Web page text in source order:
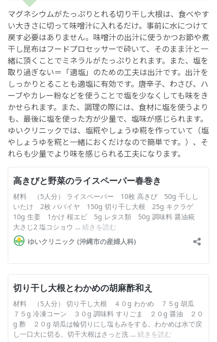
マグネシウムがたっぷりとれる切り干し大根は、食べやす
い大きさに切って味噌汁に入れるだけ。事前に水につけて
戻す必要はありません。味噌汁の出汁に使うかつお節や煮
干し昆布はフードプロセッサーで砕いて、そのまま汁と一
緒に頂くことでミネラルがたっぷりとれます。また、塩を
取り過ぎない＝「適塩」のための工夫は出汁です。出汁を
しっかりとることも適塩に有効です。唐辛子、わさび、ハ
ーブやカレー粉などを使うことで塩を少なくしても味をき
かせられます。また、調理の際には、食材に塩を使うより
も、最後に塩を使った方が少量で、塩味が感じられます。
ゆいクリニックでは、塩糀やしょうゆ糀を作っていて（塩
やしょうゆを糀と一緒におくだけなので簡単です。）、そ
れらも少量でより味を感じられる工夫になります。